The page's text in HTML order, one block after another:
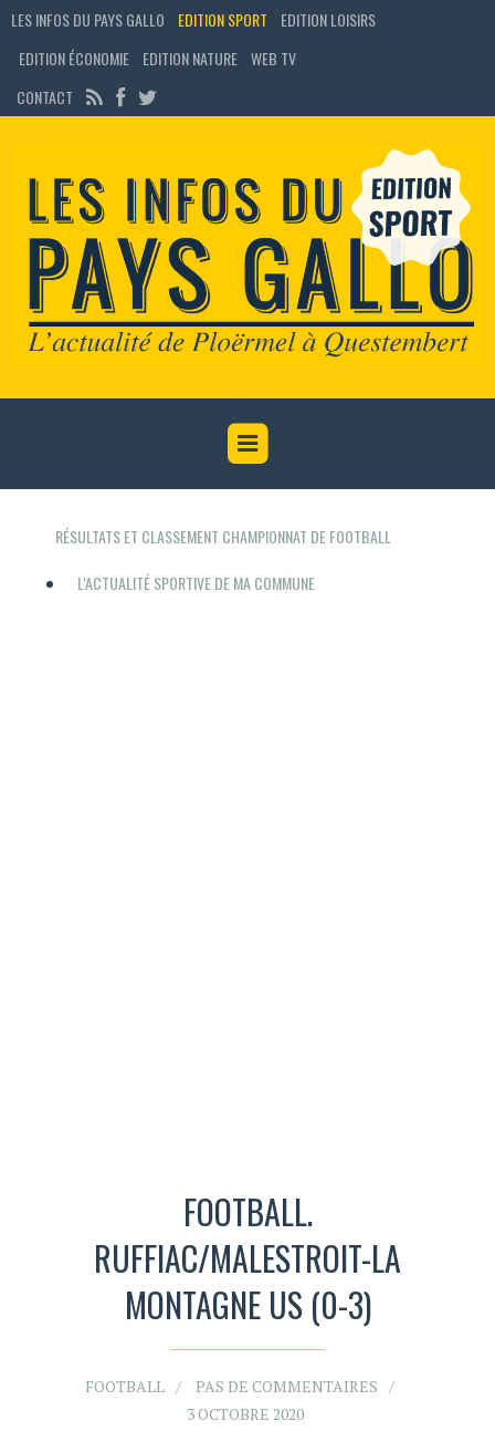
LES INFOS DU PAYS GALLO EDITION SPORT
EDITION LOISIRS
EDITION ÉCONOMIE
EDITION NATURE WEB TV
CONTACT
RÉSULTATS ET CLASSEMENT CHAMPIONNAT DE FOOTBALL
L'ACTUALITÉ SPORTIVE DE MA COMMUNE
FOOTBALL.
RUFFIAC/MALESTROIT-LA
MONTAGNE US (0-3)
FOOTBALL
PAS DE COMMENTAIRES
3 OCTOBRE 2020